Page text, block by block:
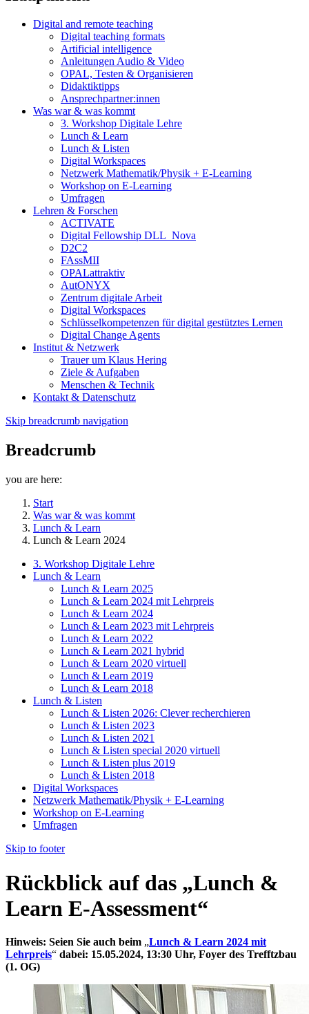
Digital and remote teaching
Digital teaching formats
Artificial intelligence
Anleitungen Audio & Video
OPAL, Testen & Organisieren
Didaktiktipps
Ansprechpartner:innen
Was war & was kommt
3. Workshop Digitale Lehre
Lunch & Learn
Lunch & Listen
Digital Workspaces
Netzwerk Mathematik/Physik + E-Learning
Workshop on E-Learning
Umfragen
Lehren & Forschen
ACTIVATE
Digital Fellowship DLL_Nova
D2C2
FAssMII
OPALattraktiv
AutONYX
Zentrum digitale Arbeit
Digital Workspaces
Schlüsselkompetenzen für digital gestütztes Lernen
Digital Change Agents
Institut & Netzwerk
Trauer um Klaus Hering
Ziele & Aufgaben
Menschen & Technik
Kontakt & Datenschutz
Skip breadcrumb navigation
Breadcrumb
you are here:
Start
Was war & was kommt
Lunch & Learn
Lunch & Learn 2024
3. Workshop Digitale Lehre
Lunch & Learn
Lunch & Learn 2025
Lunch & Learn 2024 mit Lehrpreis
Lunch & Learn 2024
Lunch & Learn 2023 mit Lehrpreis
Lunch & Learn 2022
Lunch & Learn 2021 hybrid
Lunch & Learn 2020 virtuell
Lunch & Learn 2019
Lunch & Learn 2018
Lunch & Listen
Lunch & Listen 2026: Clever recherchieren
Lunch & Listen 2023
Lunch & Listen 2021
Lunch & Listen special 2020 virtuell
Lunch & Listen plus 2019
Lunch & Listen 2018
Digital Workspaces
Netzwerk Mathematik/Physik + E-Learning
Workshop on E-Learning
Umfragen
Skip to footer
Rückblick auf das „Lunch &
Learn E-Assessment“
Hinweis: Seien Sie auch beim „Lunch & Learn 2024 mit
Lehrpreis“ dabei: 15.05.2024, 13:30 Uhr, Foyer des Trefftzbau
(1. OG)